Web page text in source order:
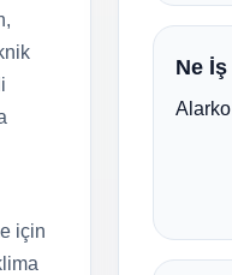
için
Ne İş